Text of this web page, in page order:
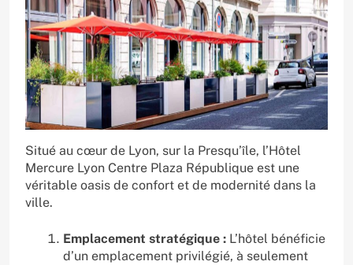
Situé au cœur de Lyon, sur la Presqu’île, l’Hôtel
Mercure Lyon Centre Plaza République est une
véritable oasis de confort et de modernité dans la
ville.
Emplacement stratégique : L’hôtel bénéficie
d’un emplacement privilégié, à seulement